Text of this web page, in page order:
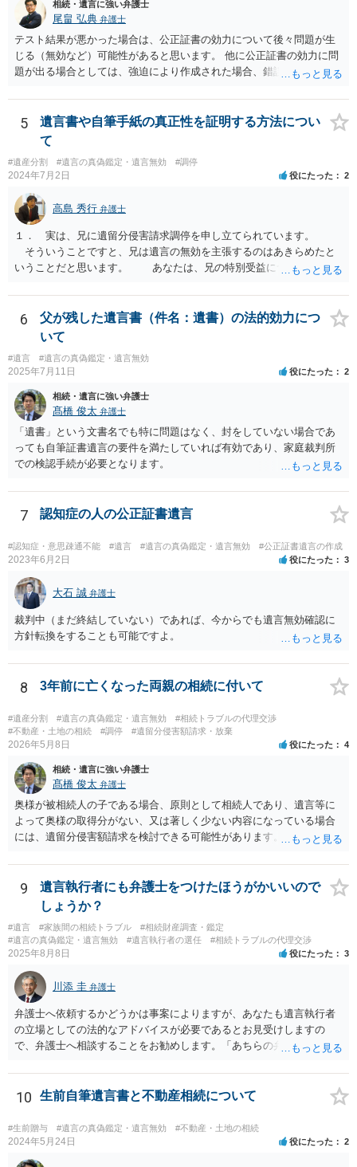
相続・遺言に強い弁護士
尾畠 弘典 弁護士
テスト結果が悪かった場合は、公正証書の効力について後々問題が生
じる（無効など）可能性があると思います。 他に公正証書の効力に問
題が出る場合としては、強迫により作成された場合、錯誤（勘違い）
すが、弁護士に作成を依頼する場合は、１０～数十万円程度になるケ
ースが多いと思います。 報酬体系は、弁護士ごとに異なりますので一
律の基準はありません。
5
遺言書や自筆手紙の真正性を証明する方法につい
て
#遺産分割 #遺言の真偽鑑定・遺言無効 #調停
2024年7月2日 役にたった 2
高島 秀行 弁護士
１． 実は、兄に遺留分侵害請求調停を申し立てられています。
そういうことですと、兄は遺言の無効を主張するのはあきらめたと
いうことだと思います。 あなたは、兄の特別受益について立証し
詳しい事情を話して相談された方がよいと思います。
6
父が残した遺言書（件名：遺書）の法的効力につ
いて
#遺言 #遺言の真偽鑑定・遺言無効
2025年7月11日 役にたった 2
相続・遺言に強い弁護士
髙橋 俊太 弁護士
「遺書」という文書名でも特に問題はなく、封をしていない場合であ
っても自筆証書遺言の要件を満たしていれば有効であり、家庭裁判所
での検認手続が必要となります。
7 認知症の人の公正証書遺言
#認知症・意思疎通不能 #遺言 #遺言の真偽鑑定・遺言無効 #公正証書遺言の作成
2023年6月2日 役にたった 3
大石 誠 弁護士
裁判中（まだ終結していない）であれば、今からでも遺言無効確認に
方針転換をすることも可能ですよ。
8 3年前に亡くなった両親の相続に付いて
#遺産分割 #遺言の真偽鑑定・遺言無効
#相続トラブルの代理交渉
#不動産・土地の相続
#調停 #遺留分侵害額請求・放棄
2026年5月8日 役にたった 4
相続・遺言に強い弁護士
髙橋 俊太 弁護士
奥様が被相続人の子である場合、原則として相続人であり、遺言等に
よって奥様の取得分がない、又は著しく少ない内容になっている場合
には、遺留分侵害額請求を検討できる可能性があります。ただし、
記の義務化に関する説明と混同されている可能性があります。相続登
記については、不動産を相続で取得したことを知った日から３年以内
に申請する義務があります。一方、遺留分侵害額請求は、相続開始お
よび遺留分を侵害する贈与・遺贈があったことを知った時から１年で
時効にかかります。また、相続開始から１０年が経過すると、認識の
有無にかかわらず行使できなくなります。 奥様がご両親の死亡を最近
効がいつから進むかは慎重に検討する必要があります。ただし、死亡
から３年が経過しているとのことですので、早急に戸籍、遺言の有
無、不動産登記、遺産分割協議書の有無を確認した方がよいでしょ
う。特に、お姉様側だけで不動産名義を変更している場合、遺言があ
ったのか、遺産分割協議書が作成されているのか、奥様の署名押印が
以前に、法定相続分や遺産分割未了の問題として整理すべき場合もあ
ります。 奥様において戸籍謄本、不動産登記簿、固定資産評価証明
書、遺言書の有無等を確認し、弁護士に個別に相談した方がよいと思
われます。
9
遺言執行者にも弁護士をつけたほうがかいいので
しょうか？
#遺言 #家族間の相続トラブル
#相続財産調査・鑑定
#遺言の真偽鑑定・遺言無効
#遺言執行者の選任 #相続トラブルの代理交渉
2025年8月8日 役にたった 3
川添 圭 弁護士
弁護士へ依頼するかどうかは事案によりますが、あなたも遺言執行者
の立場としての法的なアドバイスが必要であるとお見受けしますの
で、弁護士へ相談することをお勧めします。「あちらの弁護士」（元
誘導しかしてこないと思います。
10 生前自筆遺言書と不動産相続について
#生前贈与 #遺言の真偽鑑定・遺言無効 #不動産・土地の相続
2024年5月24日 役にたった 2